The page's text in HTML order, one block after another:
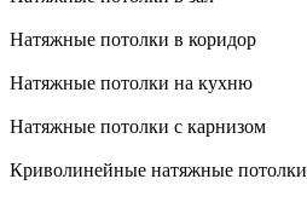
Натяжные потолки в коридор
Натяжные потолки на кухню
Натяжные потолки с карнизом
Криволинейные натяжные потолки